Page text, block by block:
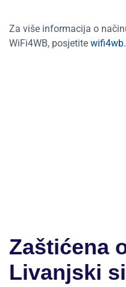
Za više informacija o
WiFi4WB, posjetite
Zaštićena
Livanjski